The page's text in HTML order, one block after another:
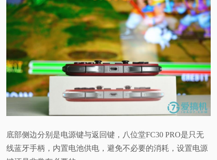
底部侧边分别是电源键与返回键，八位堂FC30 PRO是只无
线蓝牙手柄，内置电池供电，避免不必要的消耗，设置电源